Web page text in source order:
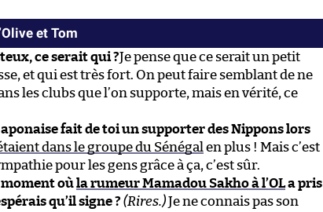
et Tom
ce serait qui ?Je pense que ce serait un petit
et qui est très fort. On peut faire semblant de ne
les clubs que l’on supporte, mais en vérité, ce
fait de toi un supporter des Nippons lors
dans le groupe du Sénégal en plus ! Mais c’est
pour les gens grâce à ça, c’est sûr.
oùla rumeur Mamadou Sakho à l’OLa pris
qu’il signe ? (Rires.)Je ne connais pas son